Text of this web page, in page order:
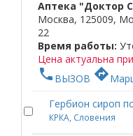
Аптека "Доктор
Москва, 125009,
22
Время работы:
Цена актуальна
phone ВЫЗОВ directions
Гербион сироп
КРКА, Словения